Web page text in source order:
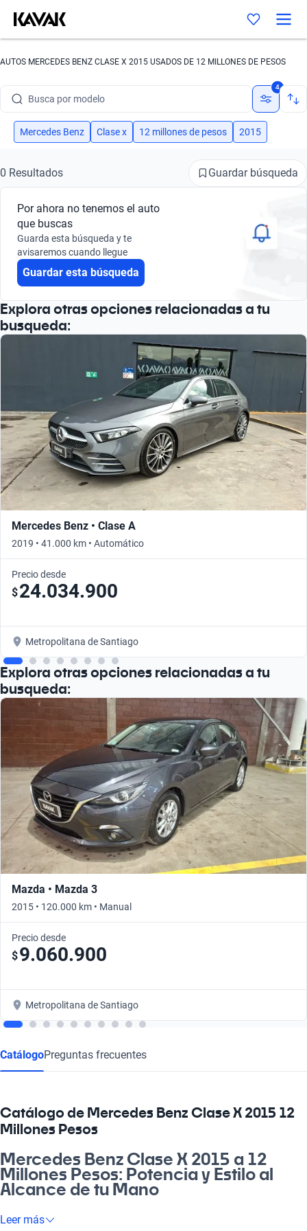
AUTOS MERCEDES BENZ CLASE X 2015 USADOS DE 12 MILLONES DE PESOS
Busca por modelo
Busca por versión
Busca por marca
Busca por modelo
Busca por versión
4
Mercedes Benz Clase x 12 millones de pesos 2015
0 Resultados Guardar búsqueda
Por ahora no tenemos el auto
que buscas
Guarda esta búsqueda y te
avisaremos cuando llegue
Guardar esta búsqueda
Explora otras opciones relacionadas a tu
busqueda:
Mercedes Benz • Clase A
2019 • 41.000 km • Automático
Precio desde
$24.034.900
Metropolitana de Santiago
Explora otras opciones relacionadas a tu
busqueda:
Mazda • Mazda 3
2015 • 120.000 km • Manual
Precio desde
$9.060.900
Metropolitana de Santiago
CatálogoPreguntas frecuentes
Catálogo de Mercedes Benz Clase X 2015 12
Millones Pesos
Mercedes Benz Clase X 2015 a 12
Millones Pesos: Potencia y Estilo al
Alcance de tu Mano
¿Buscas un vehículo que combine robustez y elegancia? El
Leer más